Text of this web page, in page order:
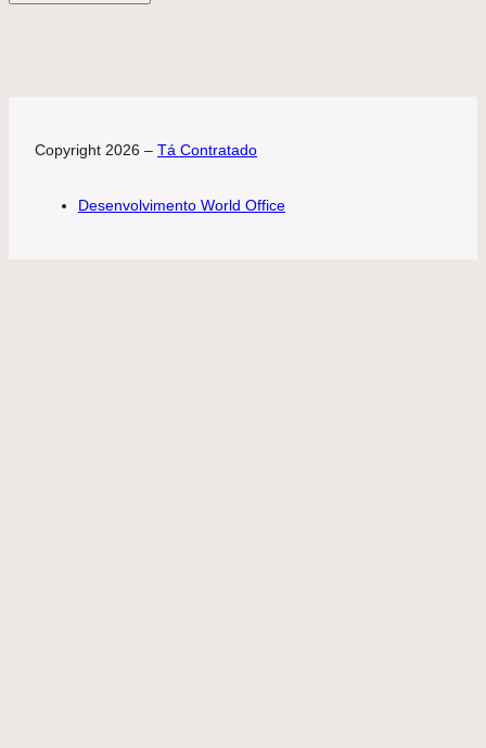
Copyright 2026 – Tá Contratado
Desenvolvimento World Office